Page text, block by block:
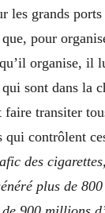
les grands
pour
organise, il
sont dans la
transiter
qui contrôlent
des
plus de